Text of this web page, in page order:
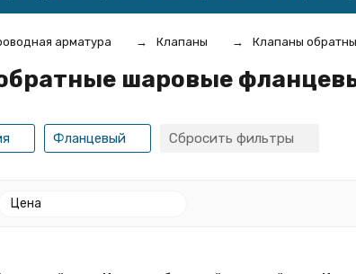
арматура Клапаны Клапаны
шаровые
Фланцевый Сбросить фильтры
Цена